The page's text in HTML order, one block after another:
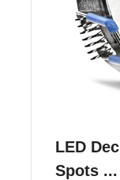
LED
Spots ...